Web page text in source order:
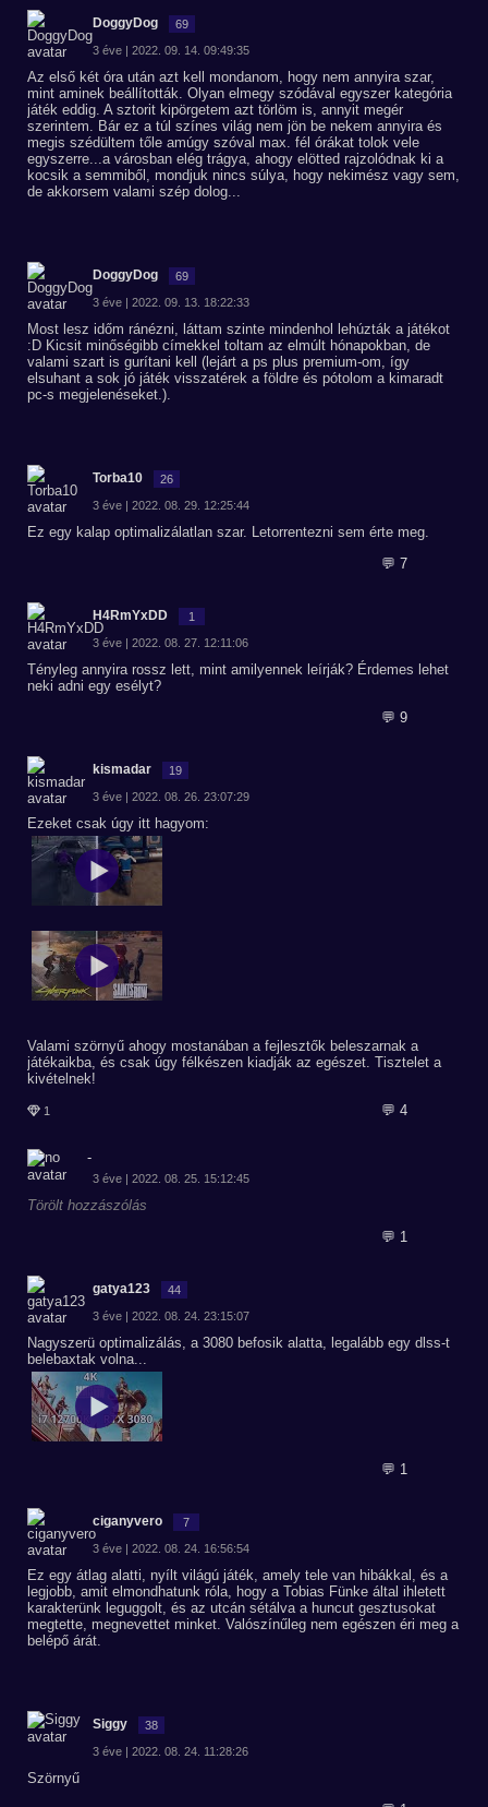
DoggyDog 69
3 éve | 2022. 09. 14. 09:49:35
Az első két óra után azt kell mondanom, hogy nem annyira szar,
mint aminek beállították. Olyan elmegy szódával egyszer kategória
játék eddig. A sztorit kipörgetem azt törlöm is, annyit megér
szerintem. Bár ez a túl színes világ nem jön be nekem annyira és
megis szédültem tőle amúgy szóval max. fél órákat tolok vele
egyszerre...a városban elég trágya, ahogy elötted rajzolódnak ki a
kocsik a semmiből, mondjuk nincs súlya, hogy nekimész vagy sem,
de akkorsem valami szép dolog...
DoggyDog 69
3 éve | 2022. 09. 13. 18:22:33
Most lesz időm ránézni, láttam szinte mindenhol lehúzták a játékot
:D Kicsit minőségibb címekkel toltam az elmúlt hónapokban, de
valami szart is gurítani kell (lejárt a ps plus premium-om, így
elsuhant a sok jó játék visszatérek a földre és pótolom a kimaradt
pc-s megjelenéseket.).
Torba10 26
3 éve | 2022. 08. 29. 12:25:44
Ez egy kalap optimalizálatlan szar. Letorrentezni sem érte meg.
💬 7
H4RmYxDD 1
3 éve | 2022. 08. 27. 12:11:06
Tényleg annyira rossz lett, mint amilyennek leírják? Érdemes lehet
neki adni egy esélyt?
💬 9
kismadar 19
3 éve | 2022. 08. 26. 23:07:29
Ezeket csak úgy itt hagyom:
Valami szörnyű ahogy mostanában a fejlesztők beleszarnak a
játékaikba, és csak úgy félkészen kiadják az egészet. Tisztelet a
kivételnek!
1 💬 4
-
3 éve | 2022. 08. 25. 15:12:45
Törölt hozzászólás
💬 1
gatya123 44
3 éve | 2022. 08. 24. 23:15:07
Nagyszerü optimalizálás, a 3080 befosik alatta, legalább egy dlss-t
belebaxtak volna...
💬 1
ciganyvero 7
3 éve | 2022. 08. 24. 16:56:54
Ez egy átlag alatti, nyílt világú játék, amely tele van hibákkal, és a
legjobb, amit elmondhatunk róla, hogy a Tobias Fünke által ihletett
karakterünk leguggolt, és az utcán sétálva a huncut gesztusokat
megtette, megnevettet minket. Valószínűleg nem egészen éri meg a
belépő árát.
Siggy 38
3 éve | 2022. 08. 24. 11:28:26
Szörnyű